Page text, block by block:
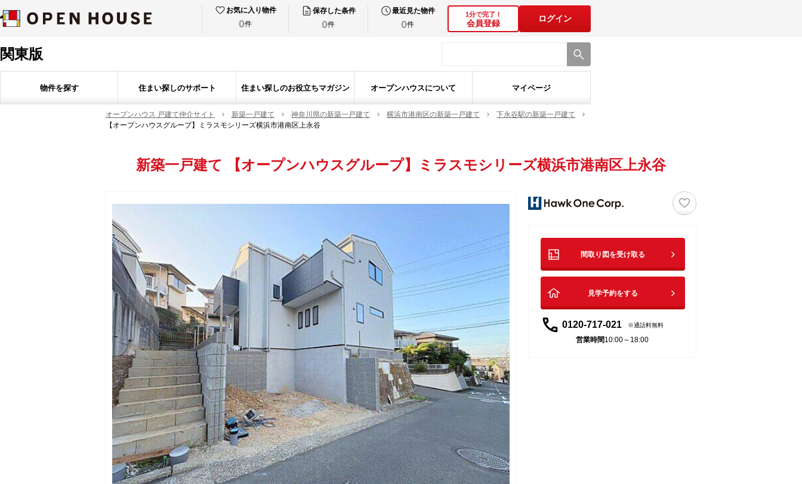
お気に入り物件
0件
保存した条件
0件
最近見た物件
0件
1分で完了！
会員登録
ログイン
関東版
物件を探す 住まい探しのサポート 住まい探しのお役立ちマガジン オープンハウスについて マイページ
オープンハウス 戸建て仲介サイト 新築一戸建て 神奈川県の新築一戸建て 横浜市港南区の新築一戸建て
下永谷駅の新築一戸建て
【オープンハウスグループ】ミラスモシリーズ横浜市港南区上永谷
新築一戸建て 【オープンハウスグループ】ミラスモシリーズ横浜市港南区上永谷
♡
間取り図を受け取る
見学予約をする
0120-717-021 通話料無料
営業時間10:00～18:00